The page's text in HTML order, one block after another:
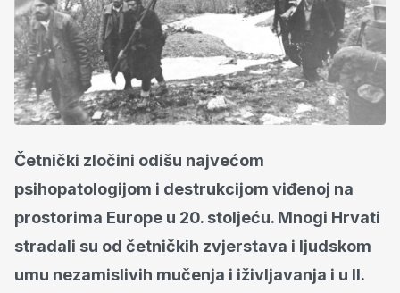
Četnički zločini odišu najvećom
psihopatologijom i destrukcijom viđenoj na
prostorima Europe u 20. stoljeću. Mnogi Hrvati
stradali su od četničkih zvjerstava i ljudskom
umu nezamislivih mučenja i iživljavanja i u II.